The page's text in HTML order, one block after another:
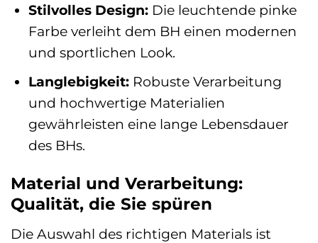
Stilvolles Design:Die leuchtende pinke
Farbe verleiht dem BH einen modernen
und sportlichen Look.
Langlebigkeit:Robuste Verarbeitung
und hochwertige Materialien
gewährleisten eine lange Lebensdauer
des BHs.
Material und Verarbeitung:
Qualität, die Sie spüren
Die Auswahl des richtigen Materials ist